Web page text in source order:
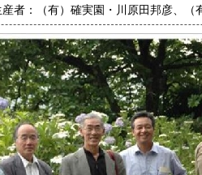
者：（有）確実園・川原田邦彦、（